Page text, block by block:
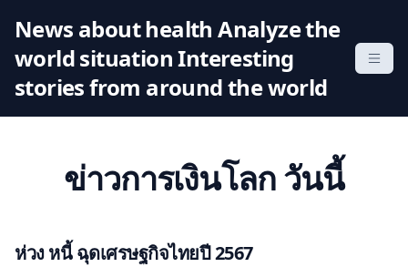
News about health Analyze the
world situation Interesting
stories from around the world
ข่าวการเงินโลก วันนี้
ห่วง หนี้ ฉุดเศรษฐกิจไทยปี 2567